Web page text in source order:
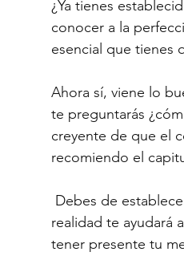
¿Ya tienes
conocer a la
esencial que tienes
Ahora sí, viene lo
te preguntarás
creyente de que el
recomiendo el
realidad te ayudará
tener presente tu